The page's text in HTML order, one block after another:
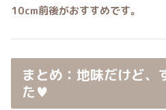
10cm前後がおすすめです。
まとめ：地味だけど、
た♥